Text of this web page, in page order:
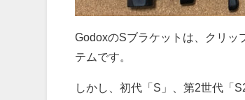
GodoxのSブラケットは、クリッ
テムです。
しかし、初代「S」、第2世代「